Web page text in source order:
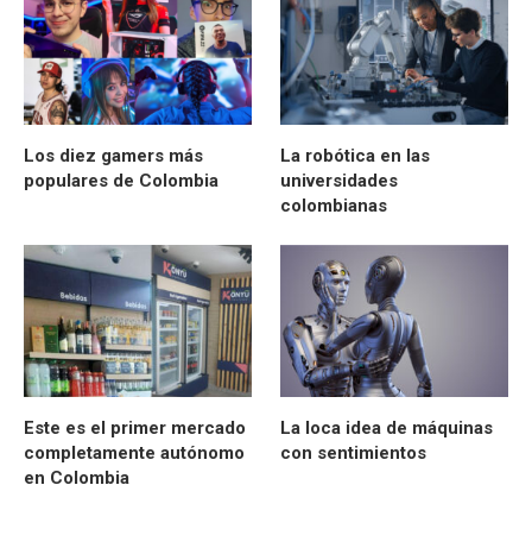
Los diez gamers más
populares de Colombia
La robótica en las
universidades
colombianas
Este es el primer mercado
completamente autónomo
en Colombia
La loca idea de máquinas
con sentimientos